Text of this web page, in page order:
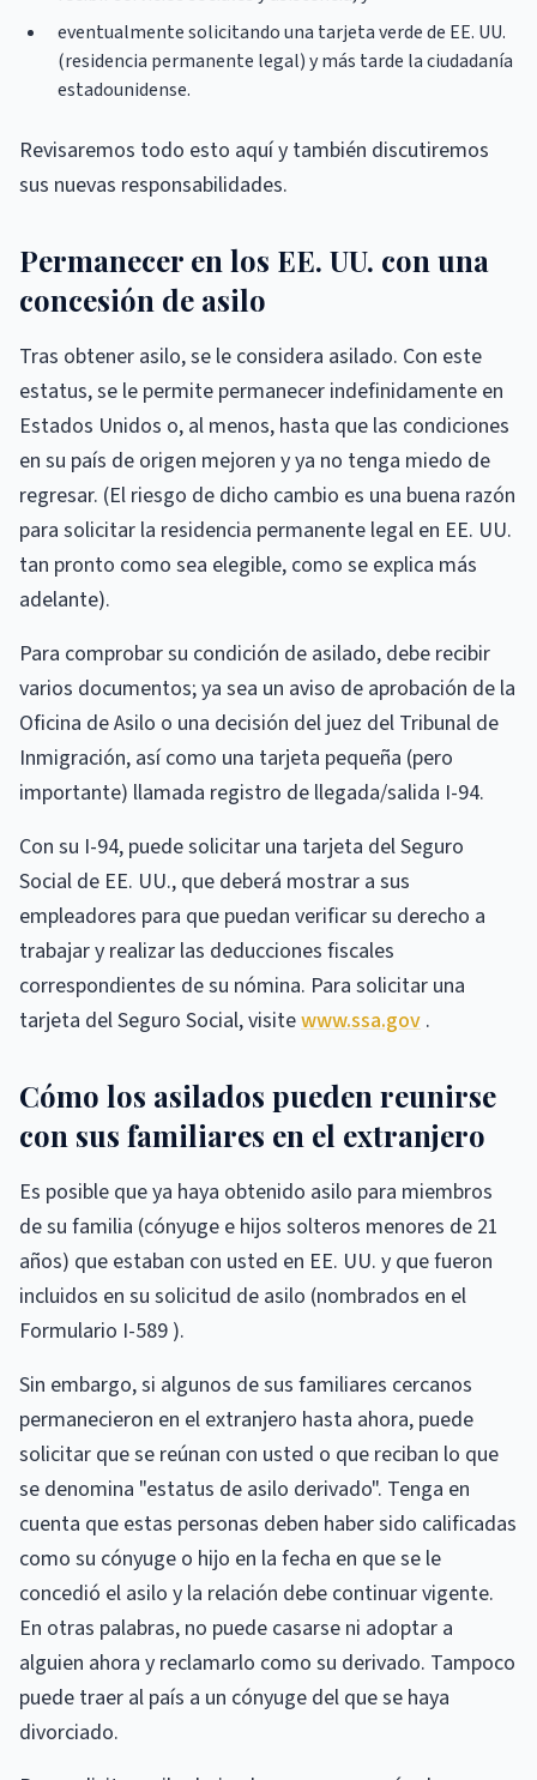
eventualmente solicitando una tarjeta verde de EE. UU.
(residencia permanente legal) y más tarde la ciudadanía
estadounidense.
Revisaremos todo esto aquí y también discutiremos
sus nuevas responsabilidades.
Permanecer en los EE. UU. con una
concesión de asilo
Tras obtener asilo, se le considera asilado. Con este
estatus, se le permite permanecer indefinidamente en
Estados Unidos o, al menos, hasta que las condiciones
en su país de origen mejoren y ya no tenga miedo de
regresar. (El riesgo de dicho cambio es una buena razón
para solicitar la residencia permanente legal en EE. UU.
tan pronto como sea elegible, como se explica más
adelante).
Para comprobar su condición de asilado, debe recibir
varios documentos; ya sea un aviso de aprobación de la
Oficina de Asilo o una decisión del juez del Tribunal de
Inmigración, así como una tarjeta pequeña (pero
importante) llamada registro de llegada/salida I-94.
Con su I-94, puede solicitar una tarjeta del Seguro
Social de EE. UU., que deberá mostrar a sus
empleadores para que puedan verificar su derecho a
trabajar y realizar las deducciones fiscales
correspondientes de su nómina. Para solicitar una
tarjeta del Seguro Social, visitewww.ssa.gov .
Cómo los asilados pueden reunirse
con sus familiares en el extranjero
Es posible que ya haya obtenido asilo para miembros
de su familia (cónyuge e hijos solteros menores de 21
años) que estaban con usted en EE. UU. y que fueron
incluidos en su solicitud de asilo (nombrados en el
Formulario I-589 ).
Sin embargo, si algunos de sus familiares cercanos
permanecieron en el extranjero hasta ahora, puede
solicitar que se reúnan con usted o que reciban lo que
se denomina "estatus de asilo derivado". Tenga en
cuenta que estas personas deben haber sido calificadas
como su cónyuge o hijo en la fecha en que se le
concedió el asilo y la relación debe continuar vigente.
En otras palabras, no puede casarse ni adoptar a
alguien ahora y reclamarlo como su derivado. Tampoco
puede traer al país a un cónyuge del que se haya
divorciado.